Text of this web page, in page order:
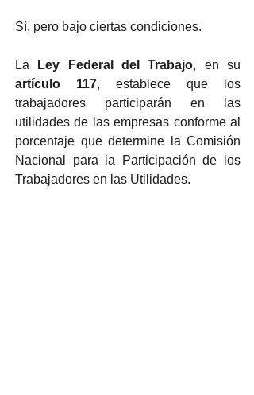
Sí, pero bajo ciertas condiciones.
La Ley Federal del Trabajo
artículo 117, establece que los
trabajadores participarán en las
utilidades de las empresas conforme al
porcentaje que determine la Comisión
Nacional para la Participación de los
Trabajadores en las Utilidades.